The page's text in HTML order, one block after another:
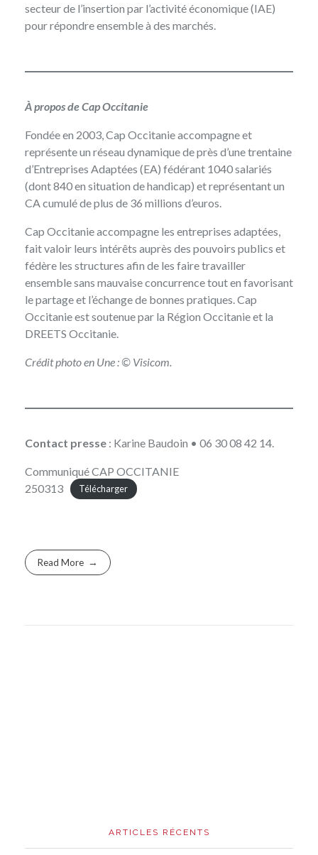
secteur de l’insertion par l’activité économique (IAE)
pour répondre ensemble à des marchés.
À propos de Cap Occitanie
Fondée en 2003,Cap Occitanieaccompagne et
représente un réseau dynamique de près d’une trentaine
d’Entreprises Adaptées (EA) fédérant 1040 salariés
(dont 840 en situation de handicap) et représentant un
CA cumulé de plus de 36 millions d’euros.
Cap Occitanie accompagne les entreprises adaptées,
fait valoir leurs intérêts auprès des pouvoirs publics et
fédère les structures afin de les faire travailler
ensemble sans mauvaise concurrence tout en favorisant
le partage et l’échange de bonnes pratiques. Cap
Occitanie est soutenue par la Région Occitanie et la
DREETS Occitanie.
Crédit photo en Une : © Visicom.
Contact presse : Karine Baudoin • 06 30 08 42 14.
Communiqué CAP OCCITANIE
250313
Télécharger
Read More
ARTICLES RÉCENTS